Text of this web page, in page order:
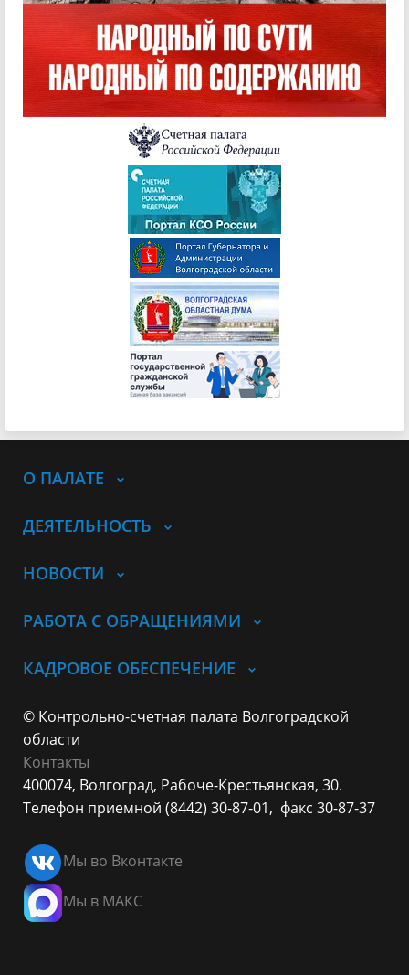
О ПАЛАТЕ
ДЕЯТЕЛЬНОСТЬ
НОВОСТИ
РАБОТА С ОБРАЩЕНИЯМИ
КАДРОВОЕ ОБЕСПЕЧЕНИЕ
© Контрольно-счетная палата Волгоградской
области
Контакты
400074, Волгоград, Рабоче-Крестьянская, 30.
Телефон приемной (8442) 30-87-01, факс 30-87-37
Мы во Вконтакте
Мы в МАКС